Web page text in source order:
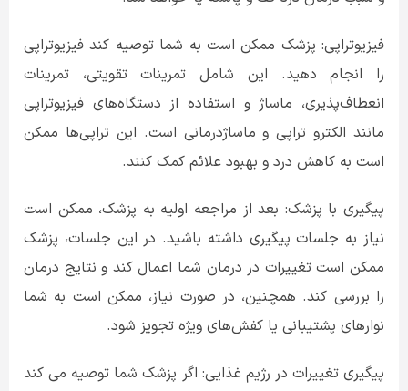
فیزیوتراپی: پزشک ممکن است به شما توصیه کند فیزیوتراپی
را انجام دهید. این شامل تمرینات تقویتی، تمرینات
انعطاف‌پذیری، ماساژ و استفاده از دستگاه‌های فیزیوتراپی
مانند الکترو تراپی و ماساژدرمانی است. این تراپی‌ها ممکن
است به کاهش درد و بهبود علائم کمک کنند.
پیگیری با پزشک: بعد از مراجعه اولیه به پزشک، ممکن است
نیاز به جلسات پیگیری داشته باشید. در این جلسات، پزشک
ممکن است تغییرات در درمان شما اعمال کند و نتایج درمان
را بررسی کند. همچنین، در صورت نیاز، ممکن است به شما
نوارهای پشتیبانی یا کفش‌های ویژه تجویز شود.
پیگیری تغییرات در رژیم غذایی: اگر پزشک شما توصیه می کند